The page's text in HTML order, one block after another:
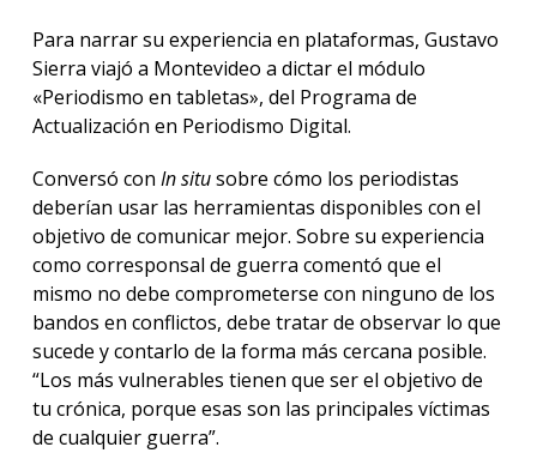
Para narrar su experiencia en plataformas, Gustavo
Sierra viajó a Montevideo a dictar el módulo
«Periodismo en tabletas», del Programa de
Actualización en Periodismo Digital.
Conversó con In situsobre cómo los periodistas
deberían usar las herramientas disponibles con el
objetivo de comunicar mejor. Sobre su experiencia
como corresponsal de guerra comentó que el
mismo no debe comprometerse con ninguno de los
bandos en conflictos, debe tratar de observar lo que
sucede y contarlo de la forma más cercana posible.
“Los más vulnerables tienen que ser el objetivo de
tu crónica, porque esas son las principales víctimas
de cualquier guerra”.